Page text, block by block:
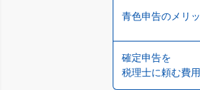
青色申告のメリ
確定申告を
税理士に頼む費用